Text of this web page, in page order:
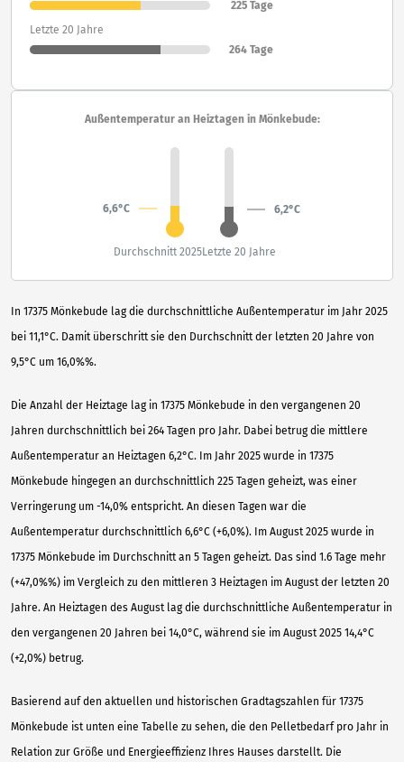
In 17375 Mönkebude lag die durchschnittliche Außentemperatur im Jahr 2025
bei 11,1°C. Damit überschritt sie den Durchschnitt der letzten 20 Jahre von
9,5°C um 16,0%%.
Die Anzahl der Heiztage lag in 17375 Mönkebude in den vergangenen 20
Jahren durchschnittlich bei 264 Tagen pro Jahr. Dabei betrug die mittlere
Außentemperatur an Heiztagen 6,2°C. Im Jahr 2025 wurde in 17375
Mönkebude hingegen an durchschnittlich 225 Tagen geheizt, was einer
Verringerung um -14,0% entspricht. An diesen Tagen war die
Außentemperatur durchschnittlich 6,6°C (+6,0%). Im August 2025 wurde in
17375 Mönkebude im Durchschnitt an 5 Tagen geheizt. Das sind 1.6 Tage mehr
(+47,0%%) im Vergleich zu den mittleren 3 Heiztagen im August der letzten 20
Jahre. An Heiztagen des August lag die durchschnittliche Außentemperatur in
den vergangenen 20 Jahren bei 14,0°C, während sie im August 2025 14,4°C
(+2,0%) betrug.
Basierend auf den aktuellen und historischen Gradtagszahlen für 17375
Mönkebude ist unten eine Tabelle zu sehen, die den Pelletbedarf pro Jahr in
Relation zur Größe und Energieeffizienz Ihres Hauses darstellt. Die
225 Tage
Letzte 20 Jahre
264 Tage
Außentemperatur an Heiztagen in Mönkebude:
6,6°C 6,2°C
Durchschnitt 2025Letzte 20 Jahre